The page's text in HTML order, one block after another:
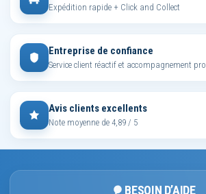
Expédition rapide + Click and Collect
Entreprise de confiance
Service client réactif et accompagnement pro
Avis clients excellents
Note moyenne de 4,89 / 5
BESOIN D’AIDE